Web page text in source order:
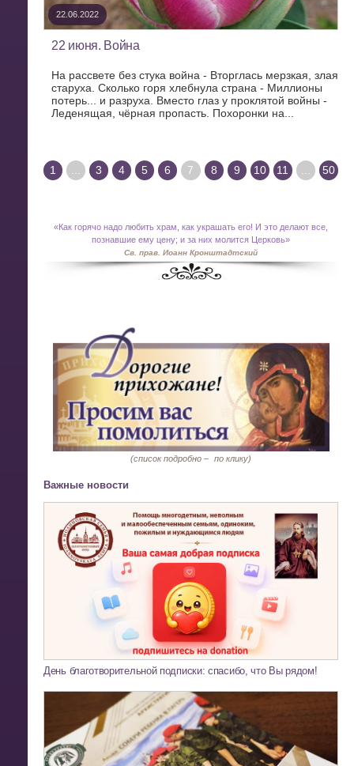
22.06.2022
22 июня. Война
На рассвете без стука война - Вторглась мерзкая, злая
старуха. Сколько горя хлебнула страна - Миллионы
потерь... и разруха. Вместо глаз у проклятой войны -
Леденящая, чёрная пропасть. Похоронки на...
1 3 4 5 6 7 8 9 10 11 50
«Как горячо надо любить храм, как украшать его! И это делают все,
познавшие ему цену; и за них молится Церковь»
Св. прав. Иоанн Кронштадтский
(список подробно – по клику)
Важные новости
День благотворительной подписки: спасибо, что Вы рядом!